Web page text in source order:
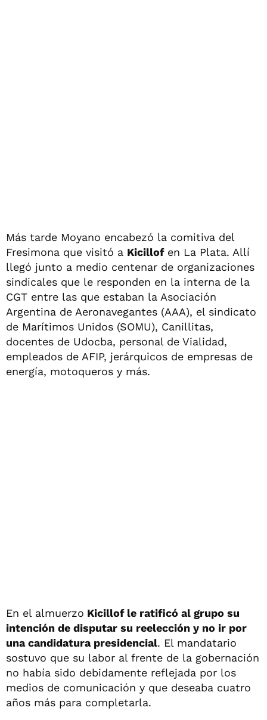
Más tarde Moyano encabezó la comitiva del
Fresimona que visitó a Kicillofen La Plata. Allí
llegó junto a medio centenar de organizaciones
sindicales que le responden en la interna de la
CGT entre las que estaban la Asociación
Argentina de Aeronavegantes (AAA), el sindicato
de Marítimos Unidos (SOMU), Canillitas,
docentes de Udocba, personal de Vialidad,
empleados de AFIP, jerárquicos de empresas de
energía, motoqueros y más.
En el almuerzo Kicillof le ratificó al grupo su
intención de disputar su reelección y no ir por
una candidatura presidencial. El mandatario
sostuvo que su labor al frente de la gobernación
no había sido debidamente reflejada por los
medios de comunicación y que deseaba cuatro
años más para completarla.